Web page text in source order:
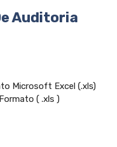
Auditoria
Microsoft Excel (.xls)
( .xls )